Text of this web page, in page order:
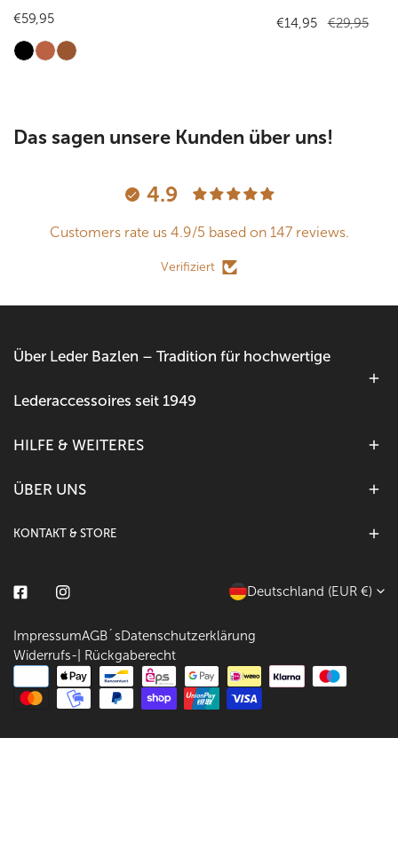
Regulärer
Preis
€59,95 Verkaufspreis
€14,95
Regulärer€29,95
Das sagen unsere Kunden über uns!
4.9
Customers rate us 4.9/5 based on 147 reviews.
Verifiziert
Über Leder Bazlen – Tradition für hochwertige
Lederaccessoires seit 1949
HILFE & WEITERES
ÜBER UNS
KONTAKT & STORE
FacebookInstagram
L
n
d
/
R
Deutschland (EUR €)
ImpressumAGB´sDatenschutzerklärung
Widerrufs-| Rückgaberecht
Zahlungsarten